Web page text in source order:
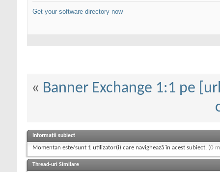
Get your software directory now
« Banner Exchange 1:1 pe
Informații subiect
Momentan este/sunt 1 utilizator(i) care navighează în acest subiect. (0
Thread-uri Similare